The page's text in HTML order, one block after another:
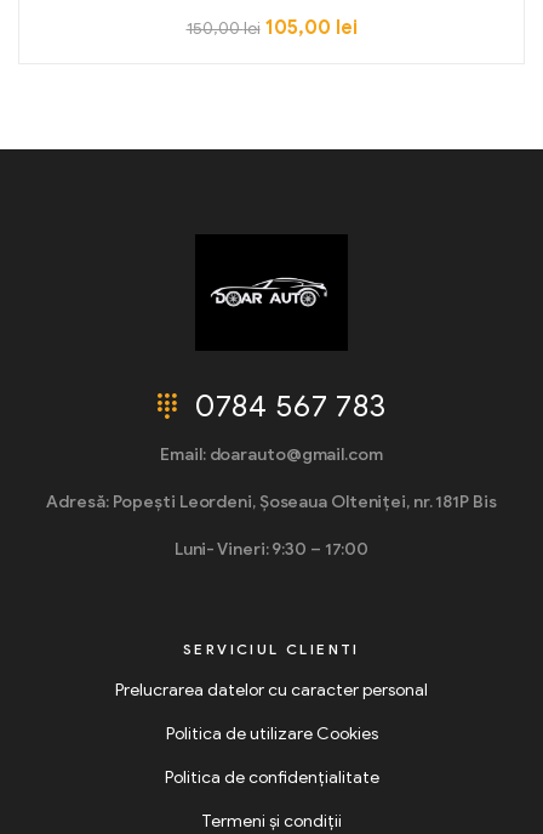
150,00lei 105,00 lei
0784 567 783
Email: doarauto@gmail.com
Adresă: Popești Leordeni, Șoseaua Olteniței, nr. 181P Bis
Luni- Vineri: 9:30 – 17:00
SERVICIUL CLIENTI
Prelucrarea datelor cu caracter personal
Politica de utilizare Cookies
Politica de confidențialitate
Termeni și condiții